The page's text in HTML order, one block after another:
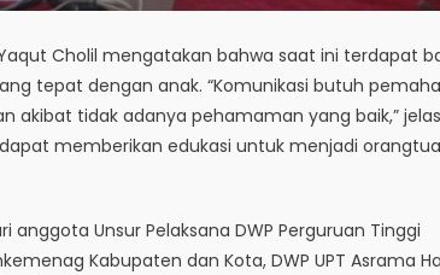
Cholil mengatakan bahwa saat ini terdapat
tepat dengan anak. “Komunikasi butuh
akibat tidak adanya pehamaman yang baik,”
memberikan edukasi untuk menjadi
Unsur Pelaksana DWP Perguruan Tinggi
Kabupaten dan Kota, DWP UPT Asrama